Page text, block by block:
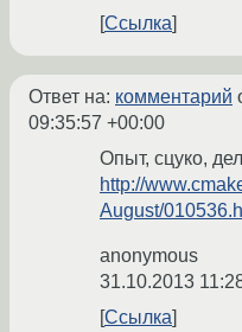
Ссылка
Ответ на: комментарий
09:35:57 +00:00
Опыт, сцуко,
http://
August/
anonymous
31.10.2013
Ссылка